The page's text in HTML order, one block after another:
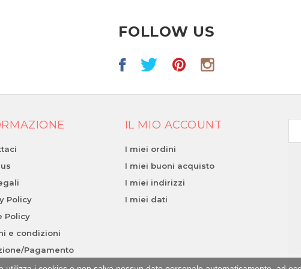
FOLLOW US
Policy
Policy
e condizioni
Pagamento
IL MIO ACCOUNT
I miei ordini
I miei buoni acquisto
I miei indirizzi
I miei dati